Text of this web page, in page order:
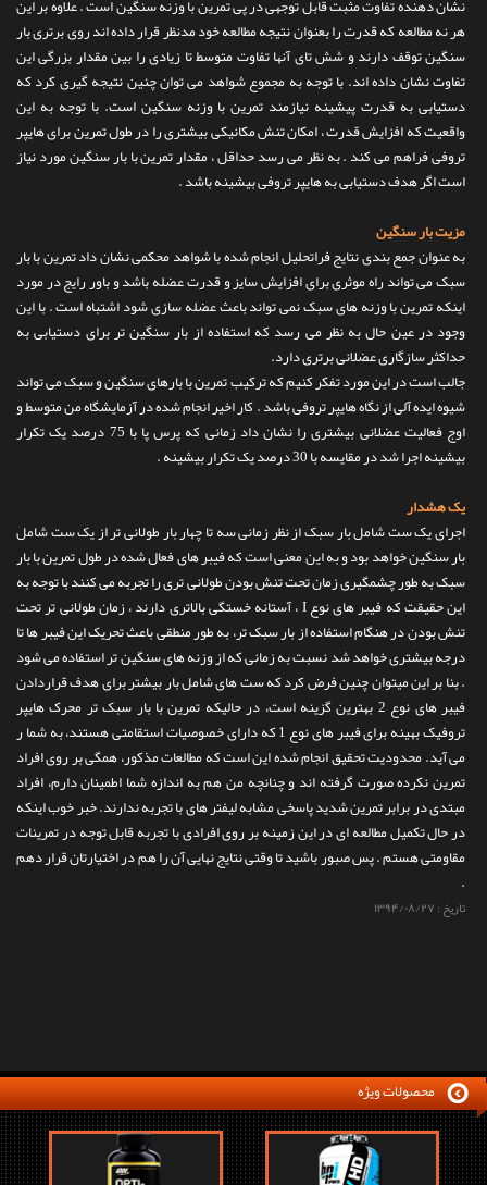
نشان دهنده تفاوت مثبت قابل توجهی در پی تمرین با وزنه سنگین است . علاوه بر این
هر نه مطالعه که قدرت را بعنوان نتیجه مطالعه خود مدنظر قرار داده اند روی برتری بار
سنگین توقف دارند و شش تای آنها تفاوت متوسط تا زیادی را بین مقدار بزرگی این
تفاوت نشان داده اند. با توجه به مجموع شواهد می توان چنین نتیجه گیری کرد که
دستیابی به قدرت پیشینه نیازمند تمرین با وزنه سنگین است. با توجه به این
واقعیت که افزایش قدرت ، امکان تنش مکانیکی بیشتری را در طول تمرین برای هایپر
تروفی فراهم می کند . به نظر می رسد حداقل ، مقدار تمرین با بار سنگین مورد نیاز
است اگر هدف دستیابی به هایپر تروفی بیشینه باشد .
مزیت بار سنگین
به عنوان جمع بندی نتایج فراتحلیل انجام شده با شواهد محکمی نشان داد تمرین با بار
سبک می تواند راه موثری برای افزایش سایز و قدرت عضله باشد و باور رایج در مورد
اینکه تمرین با وزنه های سبک نمی تواند باعث عضله سازی شود اشتباه است . با این
وجود در عین حال به نظر می رسد که استفاده از بار سنگین تر برای دستیابی به
حداکثر سازگاری عضلانی برتری دارد.
جالب است در این مورد تفکر کنیم که ترکیب تمرین با بارهای سنگین و سبک می تواند
شیوه ایده آلی از نگاه هایپر تروفی باشد . کار اخیر انجام شده در آزمایشگاه من متوسط و
اوج فعالیت عضلانی بیشتری را نشان داد زمانی که پرس پا با 75 درصد یک تکرار
بیشینه اجرا شد در مقایسه با 30 درصد یک تکرار بیشینه .
یک هشدار
اجرای یک ست شامل بار سبک از نظر زمانی سه تا چهار بار طولانی تر از یک ست شامل
بار سنگین خواهد بود و به این معنی است که فیبر های فعال شده در طول تمرین با بار
سبک به طور چشمگیری زمان تحت تنش بودن طولانی تری را تجربه می کنند با توجه به
این حقیقت که فیبر های نوع I ، آستانه خستگی بالاتری دارند ، زمان طولانی تر تحت
تنش بودن در هنگام استفاده از بار سبک تر، به طور منطقی باعث تحریک این فیبر ها تا
درجه بیشتری خواهد شد نسبت به زمانی که از وزنه های سنگین تر استفاده می شود
. بنا بر این میتوان چنین فرض کرد که ست های شامل بار بیشتر برای هدف قراردادن
فیبر های نوع 2 بهترین گزینه است، در حالیکه تمرین با بار سبک تر محرک هایپر
تروفیک بهینه برای فیبر های نوع 1 که دارای خصوصیات استقامتی هستند، به شما ر
می آید. محدودیت تحقیق انجام شده این است که مطالعات مذکور، همگی بر روی افراد
تمرین نکرده صورت گرفته اند و چنانچه من هم به اندازه شما اطمینان دارم، افراد
مبتدی در برابر تمرین شدید پاسخی مشابه لیفتر های با تجربه ندارند. خبر خوب اینکه
در حال تکمیل مطالعه ای در این زمینه بر روی افرادی با تجربه قابل توجه در تمرینات
مقاومتی هستم . پس صبور باشید تا وقتی نتایج نهایی آن را هم در اختیارتان قرار دهم
.
تاریخ :۱۳۹۴/۰۸/۲۷
محصولات ویژه